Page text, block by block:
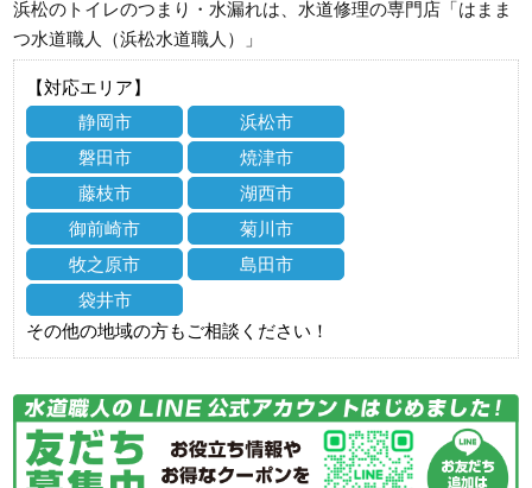
浜松のトイレのつまり・水漏れは、水道修理の専門店「はまま
つ水道職人（浜松水道職人）」
【対応エリア】
静岡市
浜松市
磐田市
焼津市
藤枝市
湖西市
御前崎市
菊川市
牧之原市
島田市
袋井市
その他の地域の方もご相談ください！